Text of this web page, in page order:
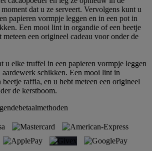
dat u ze serveert. Vervolgens kunt u
papieren vormpje leggen en in een pot in
Een mooi lint in organdie of een beetje
meteen een origineel cadeau voor onder de
u elke truffel in een papieren vormpje leggen
aardewerk schikken. Een mooi lint in
beetje raffia, en u hebt meteen een origineel
de kerstboom.